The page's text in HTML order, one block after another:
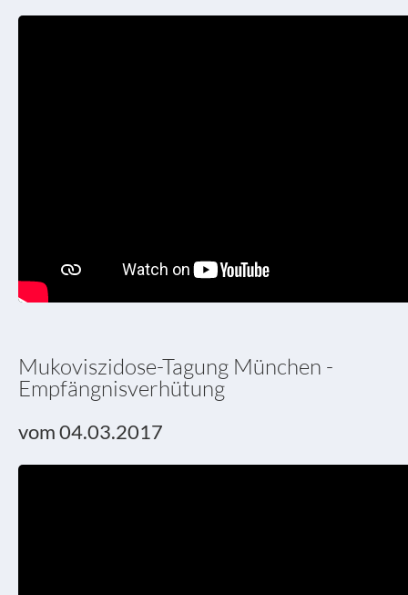
Mukoviszidose-Tagung München -
Empfängnisverhütung
vom 04.03.2017